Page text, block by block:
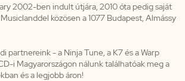
2002-ben indult útjára, 2010 óta pedig saját
közösen a 1077 Budapest, Almássy
partnereink - a Ninja Tune, a K7 és a Warp
i Magyarországon nálunk találhatóak meg a
és a legjobb áron!